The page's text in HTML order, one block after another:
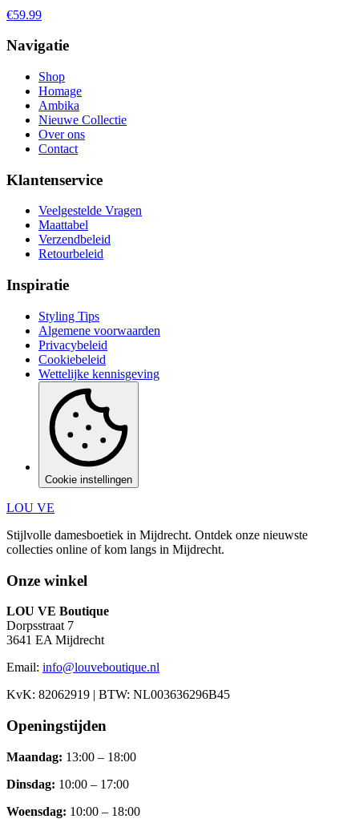
€59.99
Navigatie
Shop
Homage
Ambika
Nieuwe Collectie
Over ons
Contact
Klantenservice
Veelgestelde Vragen
Maattabel
Verzendbeleid
Retourbeleid
Inspiratie
Styling Tips
Algemene voorwaarden
Privacybeleid
Cookiebeleid
Wettelijke kennisgeving
Cookie instellingen
LOU VE
Stijlvolle damesboetiek in Mijdrecht. Ontdek onze nieuwste
collecties online of kom langs in Mijdrecht.
Onze winkel
LOU VE Boutique
Dorpsstraat 7
3641 EA Mijdrecht
Email: info@louveboutique.nl
KvK: 82062919 | BTW: NL003636296B45
Openingstijden
Maandag: 13:00 – 18:00
Dinsdag: 10:00 – 17:00
Woensdag: 10:00 – 18:00